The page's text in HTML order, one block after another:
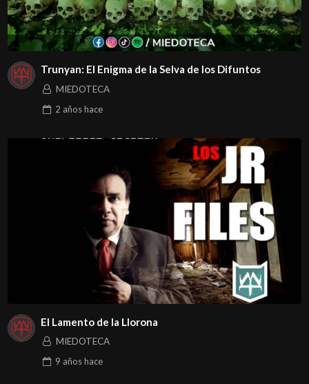
Trunyan: El Enigma de la Selva de los Difuntos
MIEDOTECA
2 añoshace
El Lamento de la Llorona
MIEDOTECA
9 añoshace